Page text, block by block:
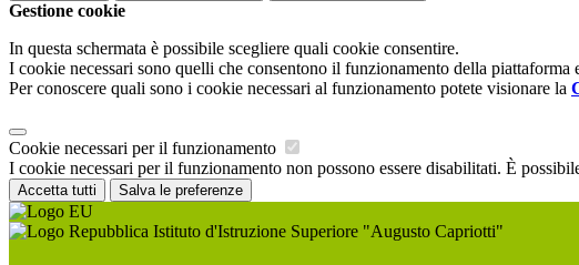
Gestione cookie
In questa schermata è possibile scegliere quali cookie consentire.
I cookie necessari sono quelli che consentono il funzionamento della piattaforma
Per conoscere quali sono i cookie necessari al funzionamento potete visionare la
Cookie necessari per il funzionamento
I cookie necessari per il funzionamento non possono essere disabilitati. È
Accetta tutti Salva le preferenze
Istituto d'Istruzione Superiore "Augusto Capriotti"